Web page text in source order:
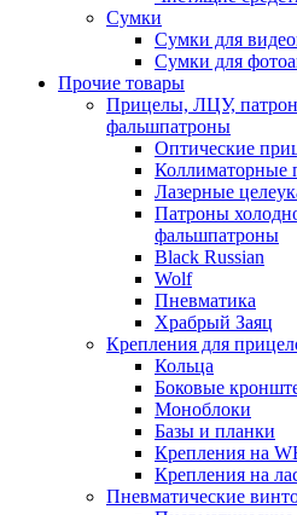
Сумки
Сумки для
Сумки для
Прочие товары
Прицелы, ЛЦУ,
фальшпатроны
Оптические
Коллиматорные
Лазерные
Патроны
фальшпатроны
Black Russian
Wolf
Пневматика
Храбрый Заяц
Крепления для
Кольца
Боковые
Моноблоки
Базы и планки
Крепления на
Крепления на
Пневматические